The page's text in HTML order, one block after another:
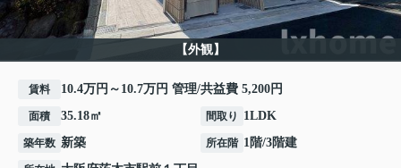
【外観】
賃料 10.4万円～10.7万円 管理/共益費 5,200円
面積 35.18㎡ 間取り 1LDK
築年数 新築 所在階 1階/3階建